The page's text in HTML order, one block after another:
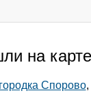
на
Спорово,